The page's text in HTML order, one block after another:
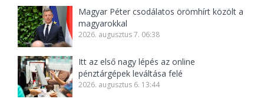
Magyar Péter csodálatos örömhírt közölt a
magyarokkal
2026. augusztus 7. 06:38
Itt az első nagy lépés az online
pénztárgépek leváltása felé
2026. augusztus 6. 13:44